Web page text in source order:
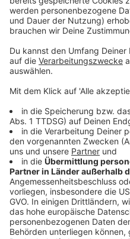
einzubetten.
Daten zu
sammeln.
Details durch
Nutzung des
powered by
Harry Styles - As It Was
Anzeige
Anzeige